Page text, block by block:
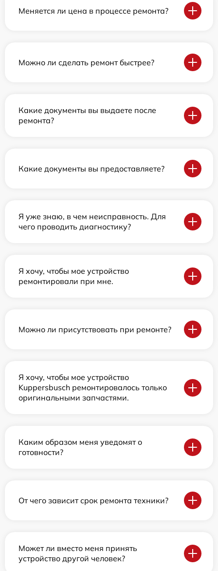
Меняется ли цена в процессе ремонта?
Можно ли сделать ремонт быстрее?
Какие документы вы выдаете после
ремонта?
Какие документы вы предоставляете?
Я уже знаю, в чем неисправность. Для
чего проводить диагностику?
Я хочу, чтобы мое устройство
ремонтировали при мне.
Можно ли присутствовать при ремонте?
Я хочу, чтобы мое устройство
Kuppersbusch ремонтировалось только
оригинальными запчастями.
Каким образом меня уведомят о
готовности?
От чего зависит срок ремонта техники?
Может ли вместо меня принять
устройство другой человек?